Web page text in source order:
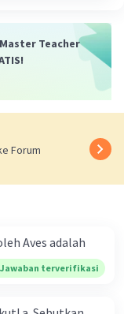
Teacher
Forum
Aves adalah
Jawaban terverifikasi